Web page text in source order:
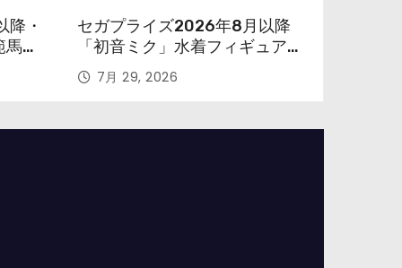
・
勇
セガプライズ2026年8月以降
「初音ミク」水着フィギュアが
色味を変えて再登場！
7月 29, 2026